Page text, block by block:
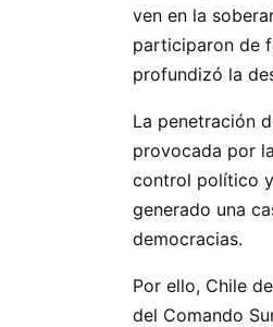
ven en la
participaron de
profundizó la
La penetración
provocada por
control político
generado una
democracias.
Por ello, Chile
del Comando